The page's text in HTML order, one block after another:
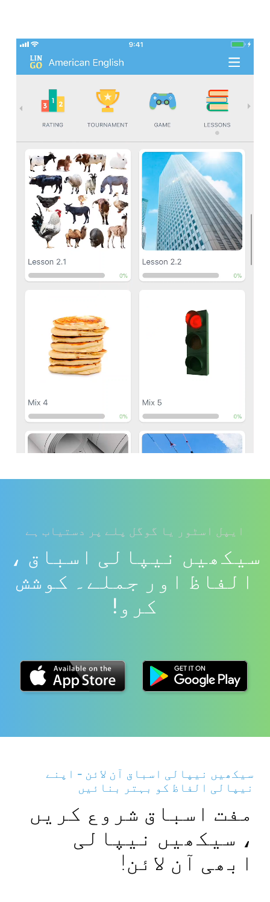
ایپل اسٹور یا گوگل پلے پر دستیاب ہے
سیکھیں نیپالی اسباق ،
الفاظ اور جملے۔ کوشش
کرو!
سیکھیں نیپالی اسباق آن لائن - اپنے
نیپالی الفاظ کو بہتر بنائیں
مفت اسباق شروع کریں
، سیکھیں نیپالی
ابھی آن لائن!